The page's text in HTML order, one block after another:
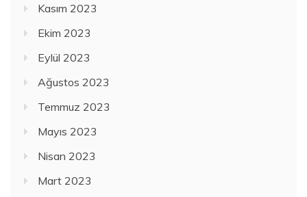
Kasım 2023
Ekim 2023
Eylül 2023
Ağustos 2023
Temmuz 2023
Mayıs 2023
Nisan 2023
Mart 2023